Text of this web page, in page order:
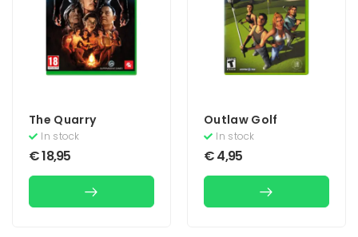
The Quarry
In stock
€18,95
Outlaw Golf
In stock
€4,95